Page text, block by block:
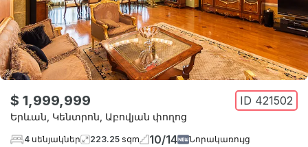
$ 1,999,999 ID 421502
Երևան Կենտրոն Աբովյան փողոց
4 սենյակներ 223.25 sqm 10/14 Նորակառույց